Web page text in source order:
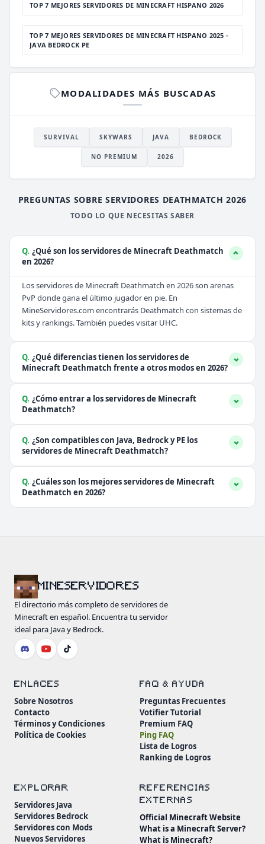
TOP 7 MEJORES SERVIDORES DE MINECRAFT HISPANO 2026
TOP 7 MEJORES SERVIDORES DE MINECRAFT HISPANO 2025 -
JAVA BEDROCK PE
MODALIDADES MÁS BUSCADAS
SURVIVAL SKYWARS JAVA BEDROCK
NO PREMIUM 2026
PREGUNTAS SOBRE SERVIDORES DEATHMATCH 2026
TODO LO QUE NECESITAS SABER
Q. ¿Qué son los servidores de Minecraft Deathmatch
en 2026?
Los servidores de Minecraft Deathmatch en 2026 son arenas
PvP donde gana el último jugador en pie. En
MineServidores.com encontrarás Deathmatch con sistemas de
kits y rankings. También puedes visitar UHC.
Q. ¿Qué diferencias tienen los servidores de
Minecraft Deathmatch frente a otros modos en 2026?
Q. ¿Cómo entrar a los servidores de Minecraft
Deathmatch?
Q. ¿Son compatibles con Java, Bedrock y PE los
servidores de Minecraft Deathmatch?
Q. ¿Cuáles son los mejores servidores de Minecraft
Deathmatch en 2026?
MINESERVIDORES
El directorio más completo de servidores de
Minecraft en español. Encuentra tu servidor
ideal para Java y Bedrock.
ENLACES
Sobre Nosotros
Contacto
Términos y Condiciones
Política de Cookies
FAQ & AYUDA
Preguntas Frecuentes
Votifier Tutorial
Premium FAQ
Ping FAQ
Lista de Logros
Ranking de Logros
EXPLORAR
Servidores Java
Servidores Bedrock
Servidores con Mods
Nuevos Servidores
REFERENCIAS
EXTERNAS
Official Minecraft Website
What is a Minecraft Server?
What is Minecraft?